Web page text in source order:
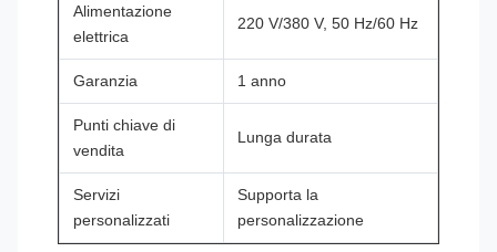
Alimentazione
elettrica
220 V/380 V, 50 Hz/60 Hz
Garanzia 1 anno
Punti chiave di
vendita
Lunga durata
Servizi
personalizzati
Supporta la
personalizzazione